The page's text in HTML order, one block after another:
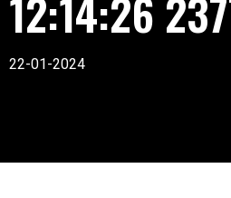
12:14:26
22-01-2024